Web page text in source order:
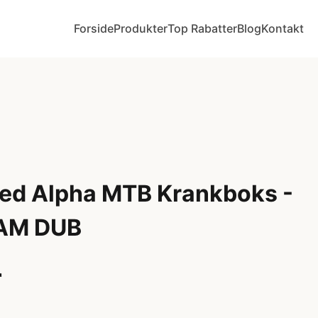
ForsideProdukterTop RabatterBlogKontakt
Alpha MTB Krankboks -
DUB